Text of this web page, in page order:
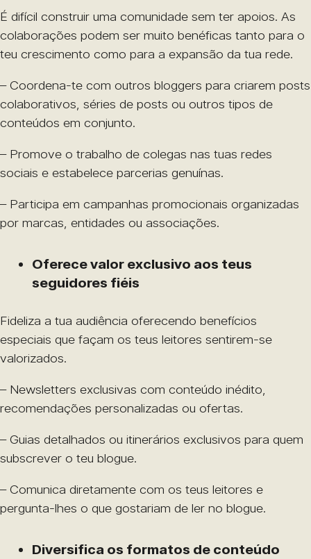
É difícil construir uma comunidade sem ter apoios. As
colaborações podem ser muito benéficas tanto para o
teu crescimento como para a expansão da tua rede.
– Coordena-te com outros bloggers para criarem posts
colaborativos, séries de posts ou outros tipos de
conteúdos em conjunto.
– Promove o trabalho de colegas nas tuas redes
sociais e estabelece parcerias genuínas.
– Participa em campanhas promocionais organizadas
por marcas, entidades ou associações.
Oferece valor exclusivo aos teus
seguidores fiéis
Fideliza a tua audiência oferecendo benefícios
especiais que façam os teus leitores sentirem-se
valorizados.
– Newsletters exclusivas com conteúdo inédito,
recomendações personalizadas ou ofertas.
– Guias detalhados ou itinerários exclusivos para quem
subscrever o teu blogue.
– Comunica diretamente com os teus leitores e
pergunta-lhes o que gostariam de ler no blogue.
Diversifica os formatos de conteúdo